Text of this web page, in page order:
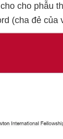
cho phẫu
(cha đẻ của